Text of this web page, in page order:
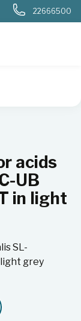
22666500
acids
UB
in light
SL-
light grey